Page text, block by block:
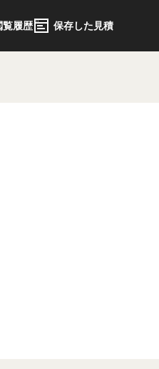
覧履歴 保存した見積